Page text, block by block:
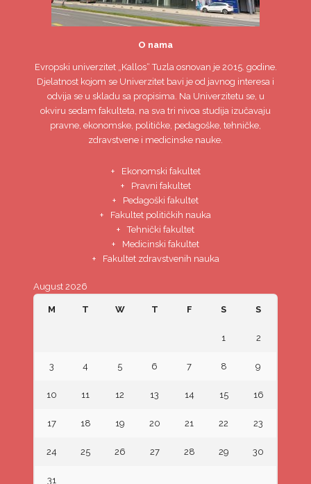
O nama
Evropski univerzitet„Kallos“ Tuzla osnovan je 2015. godine.
Djelatnost kojom se Univerzitet bavi je od javnog interesa i
odvija se u skladu sa propisima. Na Univerzitetu se, u
okviru sedam fakulteta, na sva tri nivoa studija izučavaju
pravne, ekonomske, političke, pedagoške, tehničke,
zdravstvene i medicinske nauke.
Ekonomski fakultet
Pravni fakultet
Pedagoški fakultet
Fakultet političkih nauka
Tehnički fakultet
Medicinski fakultet
Fakultet zdravstvenih nauka
August 2026
M T W T F S S
1 2
3 4 5 6 7 8 9
10 11 12 13 14 15 16
17 18 19 20 21 22 23
24 25 26 27 28 29 30
31